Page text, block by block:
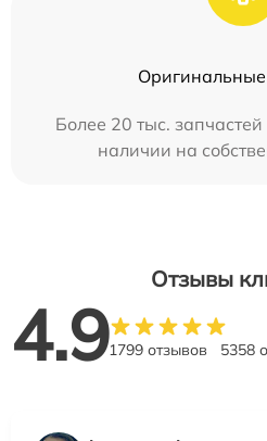
Оригинальные
Более 20 тыс.
наличии на
Отзывы
4.91799 отзывов 5358